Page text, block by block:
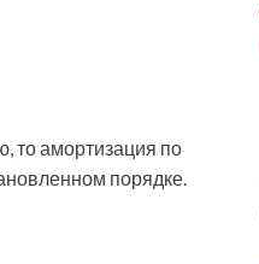
то амортизация по
порядке.